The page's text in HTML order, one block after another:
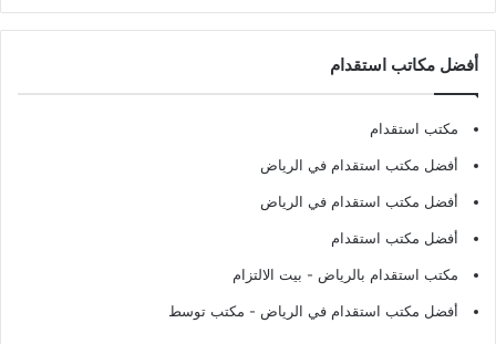
أفضل مكاتب استقدام
مكتب استقدام
أفضل مكتب استقدام في الرياض
أفضل مكتب استقدام في الرياض
أفضل مكتب استقدام
مكتب استقدام بالرياض - بيت الالتزام
أفضل مكتب استقدام في الرياض - مكتب توسط